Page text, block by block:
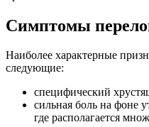
Симптомы
Наиболее характерные
следующие:
специфический
сильная боль на фоне
где располагается